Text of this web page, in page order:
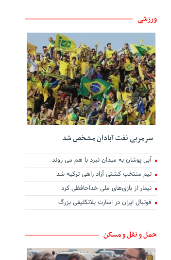
ورزشی
سرمربی نفت آبادان مشخص شد
آبی پوشان به میدان نبرد با هم می روند
تیم منتخب کشتی آزاد راهی ترکیه شد
نیمار از بازی‌های ملی خداحافظی کرد
فوتبال ایران در اسارت بلاتکلیفی بزرگ
حمل و نقل و مسکن